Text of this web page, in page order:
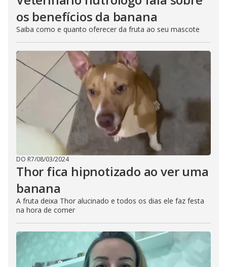
os benefícios da banana
Saiba como e quanto oferecer da fruta ao seu mascote
DO R7/08/03/2024
Thor fica hipnotizado ao ver uma
banana
A fruta deixa Thor alucinado e todos os dias ele faz festa
na hora de comer